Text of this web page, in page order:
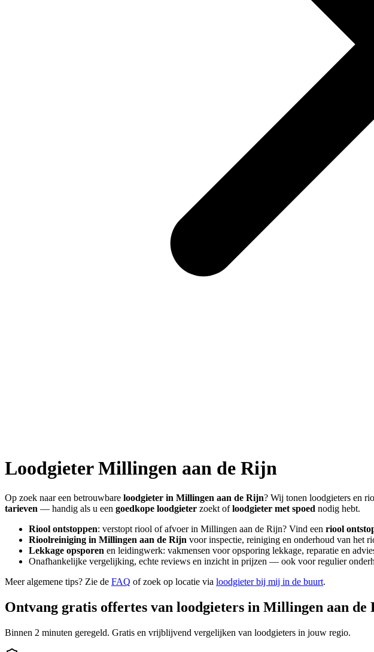
LoodgieterMillingen aan de Rijn
Op zoek naar een betrouwbare loodgieter in Millingen aan de Rijn? Wij tonen loodgieters en
tarieven — handig als u een goedkope loodgieter zoekt ofloodgieter met spoed nodig hebt.
Riool ontstoppen: verstopt riool of afvoer in Millingen aan de Rijn? Vind een riool
Rioolreiniging in Millingen aan de Rijn voor inspectie, reiniging en onderhoud van het
Lekkage opsporen en leidingwerk: vakmensen voor opsporing lekkage, reparatie en
Onafhankelijke vergelijking, echte reviews en inzicht in prijzen — ook voor regulier
Meer algemene tips? Zie de FAQ of zoek op locatie via loodgieter bij mij in de buurt.
Ontvang gratis offertes van loodgieters in Millingen aan de
Binnen 2 minuten geregeld. Gratis en vrijblijvend vergelijken van loodgieters in jouw regio.